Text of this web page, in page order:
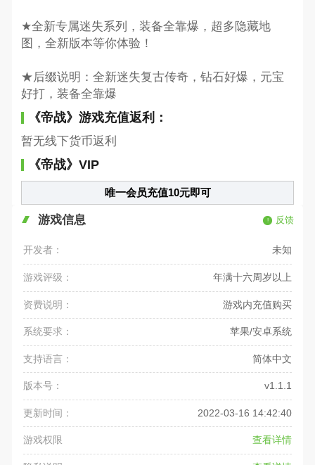
★全新专属迷失系列，装备全靠爆，超多隐藏地
图，全新版本等你体验！
★后缀说明：全新迷失复古传奇，钻石好爆，元宝
好打，装备全靠爆
《帝战》游戏充值返利：
暂无线下货币返利
《帝战》VIP
唯一会员充值10元即可
游戏信息 反馈
开发者： 未知
游戏评级： 年满十六周岁以上
资费说明： 游戏内充值购买
系统要求： 苹果/安卓系统
支持语言： 简体中文
版本号： v1.1.1
更新时间： 2022-03-16 14:42:40
游戏权限 查看详情